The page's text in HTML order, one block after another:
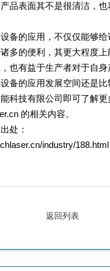
品表面其不是很清洁，
备的应用，不仅仅能够
多的便利，其更大程度
也有益于生产者对于自
备的应用发展空间还是比
科技有限公司即可了解
的相关内容。
处：
industry/188.html
返回列表